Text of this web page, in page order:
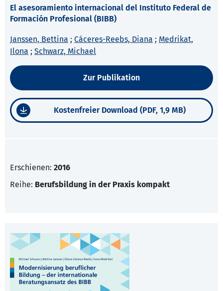
El asesoramiento internacional del Instituto Federal de
Formación Profesional (BIBB)
Janssen, Bettina ; Cáceres-Reebs, Diana ; Medrikat,
Ilona ; Schwarz, Michael
Zur Publikation
Kostenfreier Download (PDF, 1,9 MB)
Erschienen: 2016
Reihe: Berufsbildung in der Praxis kompakt